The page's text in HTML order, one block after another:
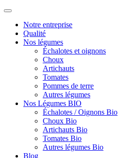
Notre entreprise
Qualité
Nos légumes
Échalotes et oignons
Choux
Artichauts
Tomates
Pommes de terre
Autres légumes
Nos Légumes BIO
Échalotes / Oignons Bio
Choux Bio
Artichauts Bio
Tomates Bio
Autres légumes Bio
Blog